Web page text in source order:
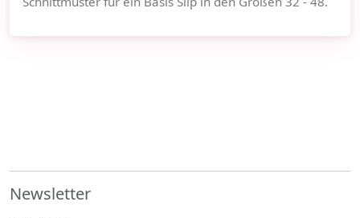
Newsletter